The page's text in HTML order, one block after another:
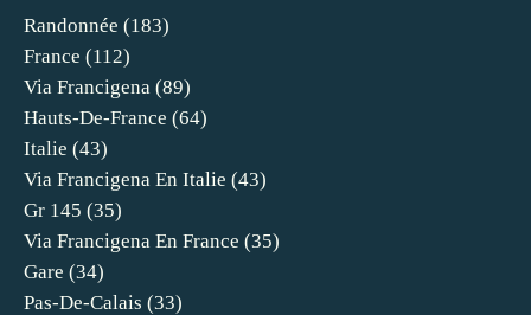
Randonnée (183)
France (112)
Via Francigena (89)
Hauts-De-France (64)
Italie (43)
Via Francigena En Italie (43)
Gr 145 (35)
Via Francigena En France (35)
Gare (34)
Pas-De-Calais (33)